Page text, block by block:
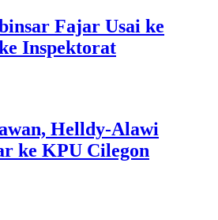
Fajar Usai ke
Inspektorat
Helldy-Alawi
ke KPU Cilegon